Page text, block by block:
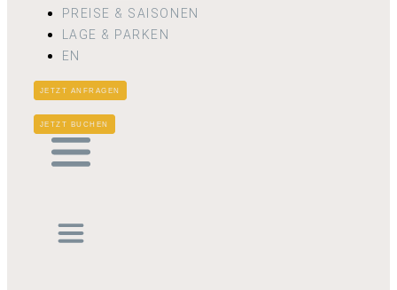
PREISE & SAISONEN
LAGE & PARKEN
EN
JETZT ANFRAGEN
JETZT BUCHEN